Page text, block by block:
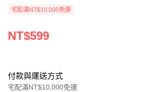
宅配滿NT$10,000免運
NT$599
付款與運送方式
宅配滿NT$10,000免運